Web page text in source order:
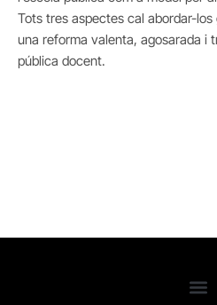
Tots tres aspectes cal abordar-
una reforma valenta, agosarada i
pública docent.